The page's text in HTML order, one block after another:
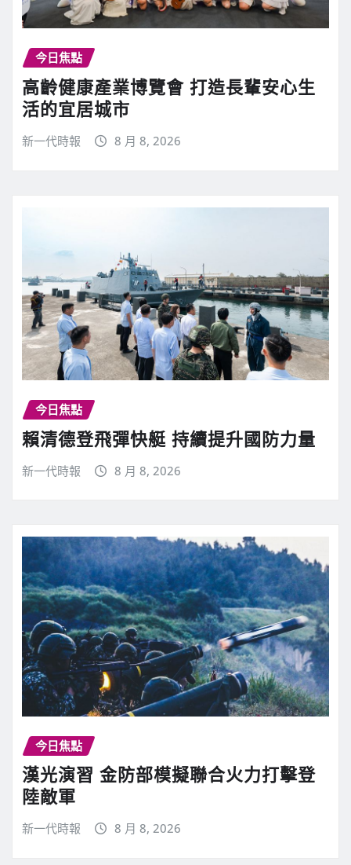
今日焦點
高齡健康產業博覽會 打造長輩安心生
活的宜居城市
新一代時報 8 月 8, 2026
今日焦點
賴清德登飛彈快艇 持續提升國防力量
新一代時報 8 月 8, 2026
今日焦點
漢光演習 金防部模擬聯合火力打擊登
陸敵軍
新一代時報 8 月 8, 2026